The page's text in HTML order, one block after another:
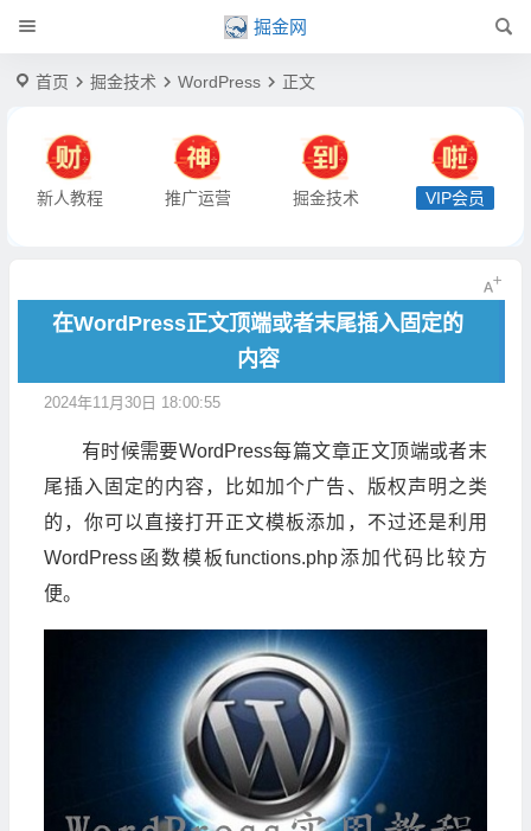
掘金网
首页 掘金技术 WordPress 正文
新人教程 推广运营 掘金技术 VIP会员
在WordPress正文顶端或者末尾插入固定的
内容
2024年11月30日 18:00:55
有时候需要WordPress每篇文章正文顶端或者末
尾插入固定的内容，比如加个广告、版权声明之类
的，你可以直接打开正文模板添加，不过还是利用
WordPress函数模板functions.php添加代码比较方
便。